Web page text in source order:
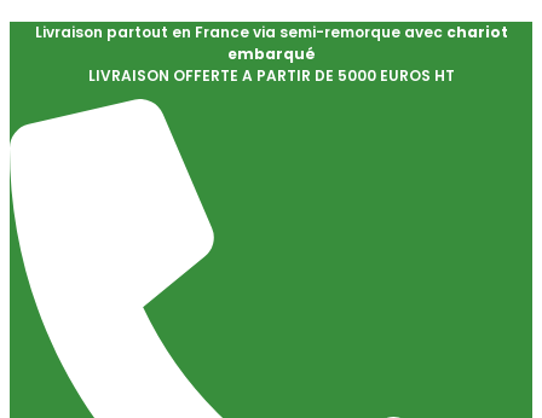
Livraison partout en France via semi-remorque avec chariot
embarqué
LIVRAISON OFFERTE A PARTIR DE 5000 EUROS HT